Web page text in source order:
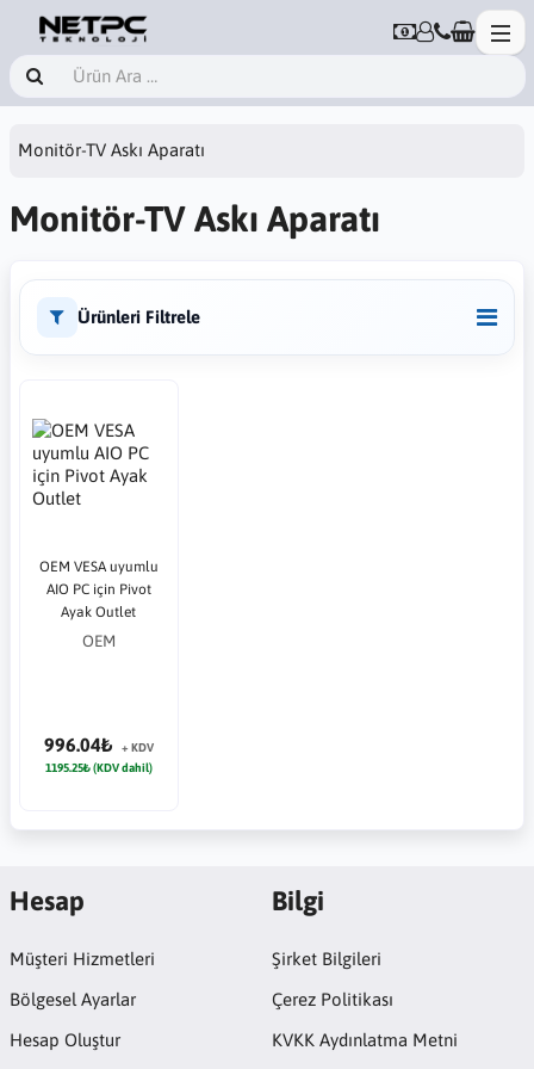
Monitör-TV Askı Aparatı
Monitör-TV Askı Aparatı
Ürünleri Filtrele
OEM VESA uyumlu
AIO PC için Pivot
Ayak Outlet
OEM
996.04₺
+ KDV
1195.25₺ (KDV dahil)
Hesap
Müşteri Hizmetleri
Bölgesel Ayarlar
Hesap Oluştur
Bilgi
Şirket Bilgileri
Çerez Politikası
KVKK Aydınlatma Metni